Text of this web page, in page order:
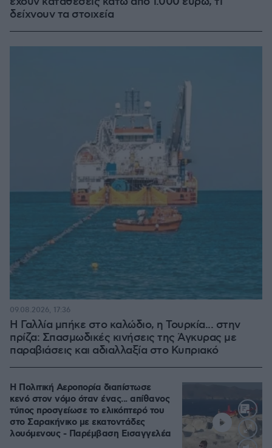
δείχνουν τα στοιχεία
Η Γαλλία μπήκε στο καλώδιο, η Τουρκία... στην
πρίζα: Σπασμωδικές κινήσεις της Άγκυρας με
παραβιάσεις και αδιαλλαξία στο Κυπριακό
09.08.2026, 17:36
Η Πολιτική Αεροπορία διαπίστωσε
κενό στον νόμο όταν ένας... απίθανος
τύπος προσγείωσε το ελικόπτερό του
στο Σαρακήνικο με εκατοντάδες
λουόμενους - Παρέμβαση Εισαγγελέα